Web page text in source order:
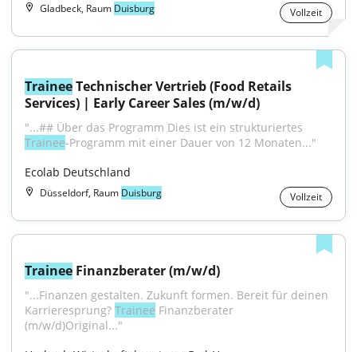
Gladbeck, Raum Duisburg Vollzeit
Trainee Technischer Vertrieb (Food Retails
Services) | Early Career Sales (m/w/d)
Trainee-Programm mit einer Dauer von 12 Monaten..."
Ecolab Deutschland
Düsseldorf, Raum Duisburg Vollzeit
Trainee Finanzberater (m/w/d)
"...Finanzen gestalten. Zukunft formen. Bereit für deinen
Karrieresprung? Trainee Finanzberater
(m/w/d)Original..."